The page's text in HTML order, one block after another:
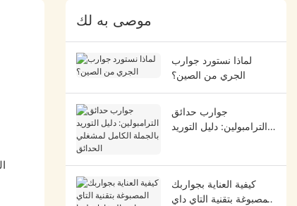
موصى به لك
لماذا نستورد جوارب
الجري من الصين؟
جوارب حدائق
الترامبولين: دليل التوريد
كيفية العناية بجواربك
المصبوغة بتقنية التاي داي